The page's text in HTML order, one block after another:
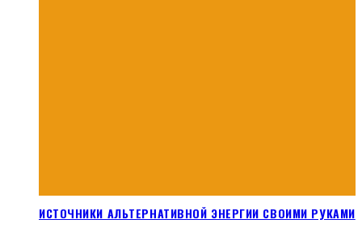
ИСТОЧНИКИ АЛЬТЕРНАТИВНОЙ ЭНЕРГИИ СВОИМИ РУКАМИ